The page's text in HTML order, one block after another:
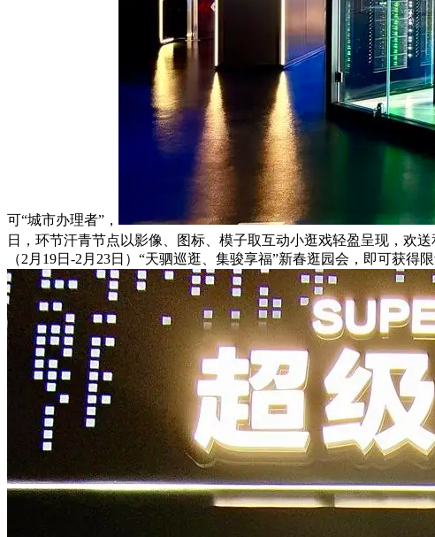
可“城市办理者”，
日，环节汗青节点以影像、图标、模子取互动小逛戏轻盈呈现，欢
（2月19日-2月23日）“天驷巡逛、集骏享福”新春逛园会，即可获